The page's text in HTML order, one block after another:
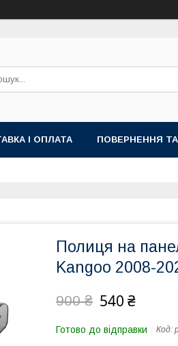
І ОПЛАТА ПОВЕРНЕННЯ
Полиця на
Kangoo 2008-
900 ₴ 540 ₴
Готово до відправки Код: